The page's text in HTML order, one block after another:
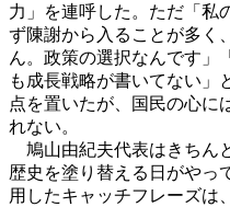
力」を連呼した。ただ「私
ず陳謝から入ることが多く
ん。政策の選択なんです」
も成長戦略が書いてない」
点を置いたが、国民の心に
れない。
鳩山由紀夫代表はきちん
歴史を塗り替える日がやっ
用したキャッチフレーズは